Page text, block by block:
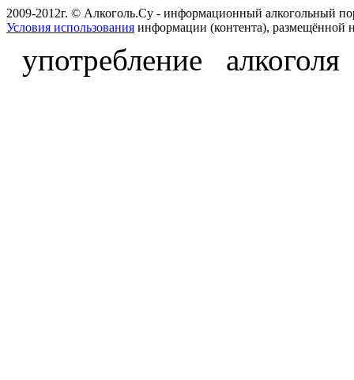
2009-2012г. © Алкоголь.Су - информационный алкогольный
Условия использования информации (контента), размещённой
употребление